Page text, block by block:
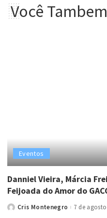
Você
Eventos
Danniel Vieira, Márcia
Feijoada do Amor do
PostedCris Montenegro 7 de